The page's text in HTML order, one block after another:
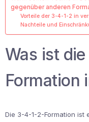
gegenüber anderen
Vorteile der 3-4-1-2 in
Nachteile und
Was ist
Formation
Die 3-4-1-2-Formation ist